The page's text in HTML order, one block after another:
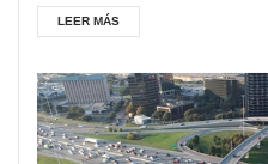
LEER MÁS